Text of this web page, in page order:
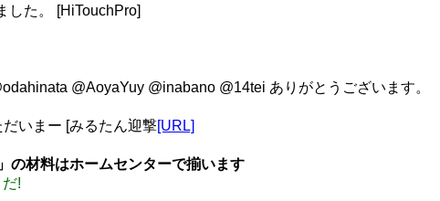
した。 [HiTouchPro]
@AoyaYuy @inabano @14tei ありがとうございます。
いまー [みるたん迎撃[URL]
材料はホームセンターで揃います
!